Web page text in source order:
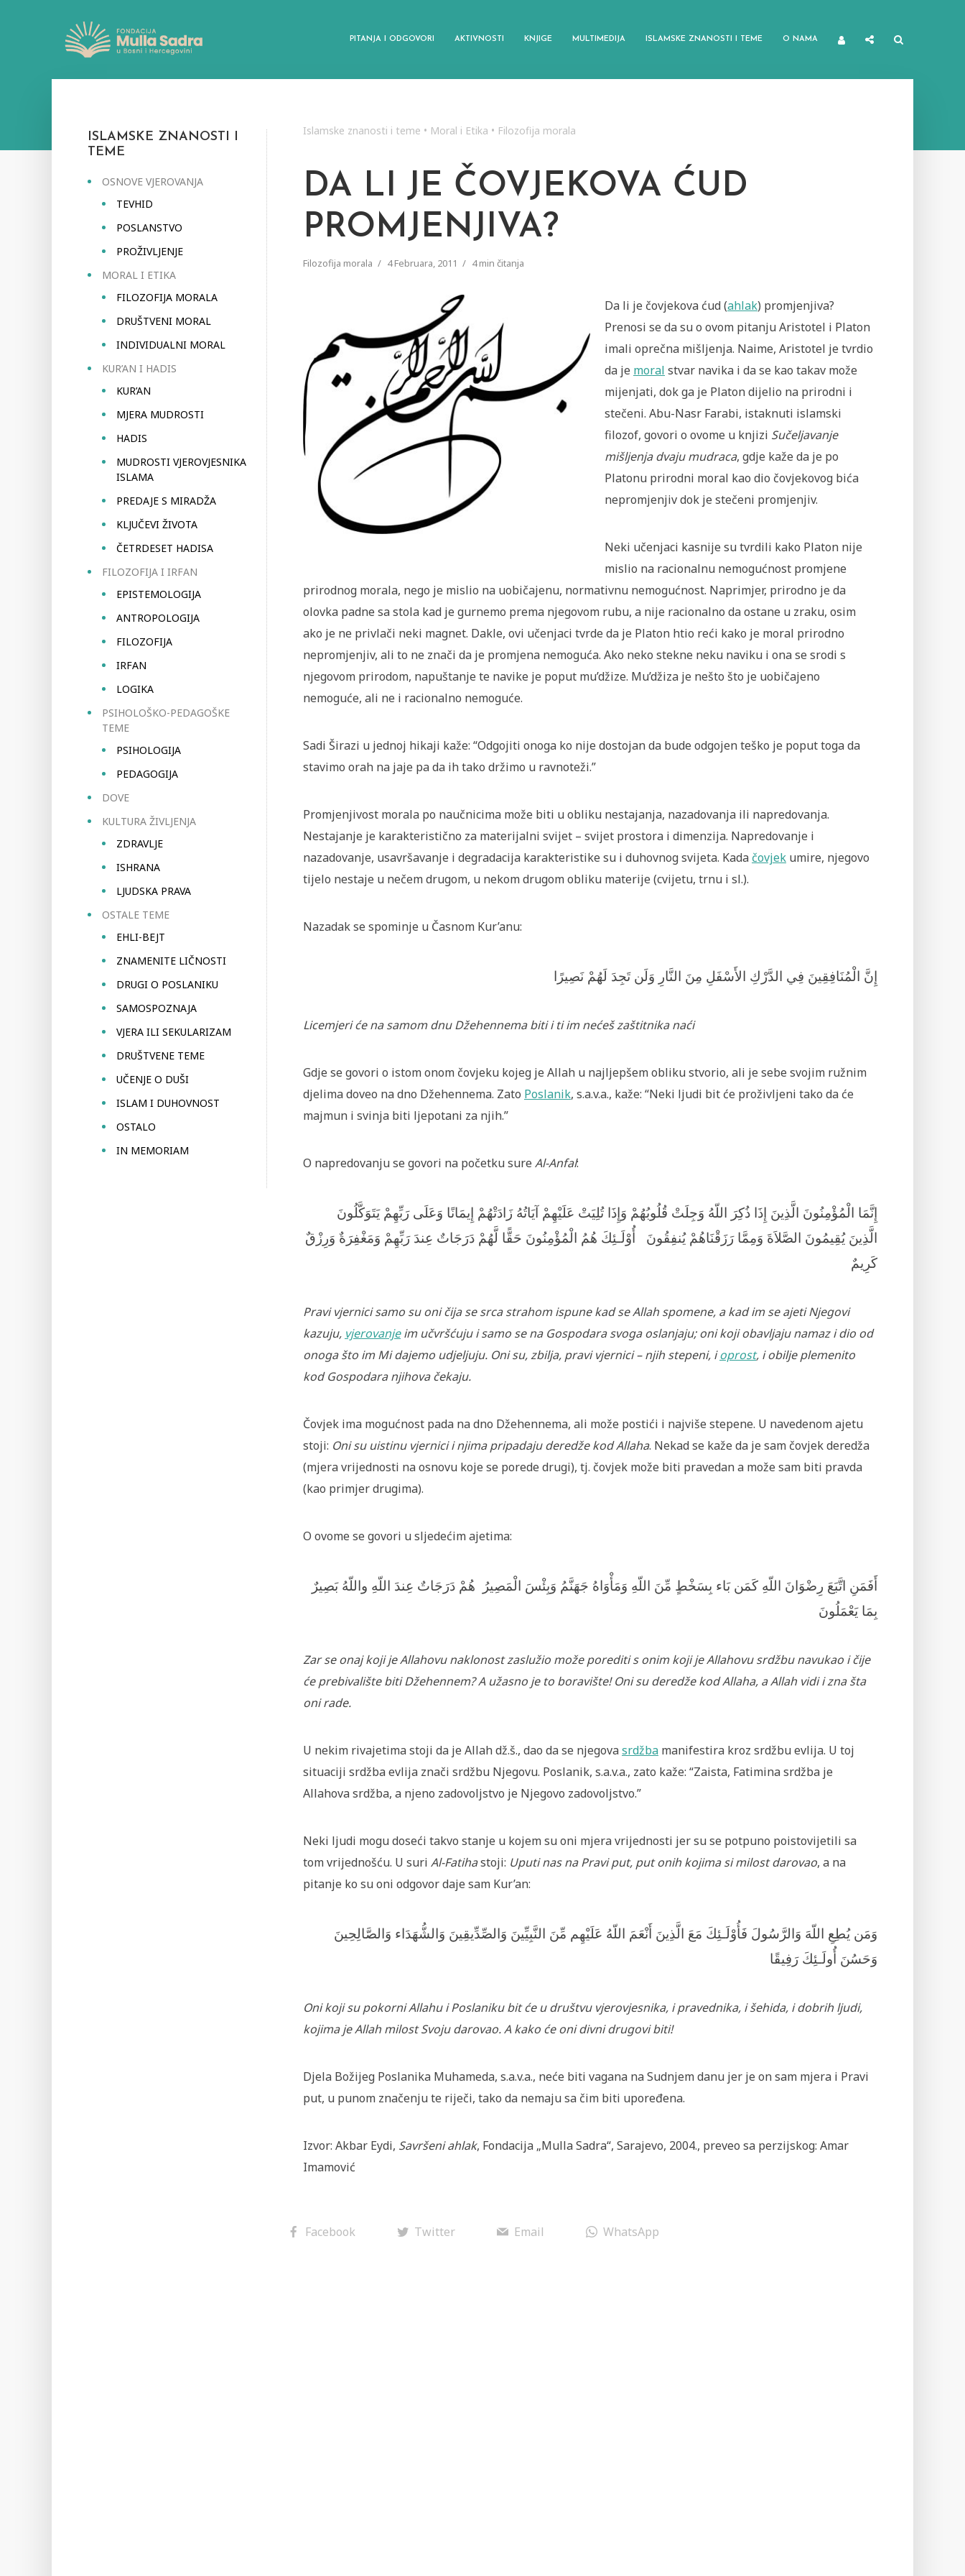
PITANJA I ODGOVORI AKTIVNOSTI KNJIGE MULTIMEDIJA ISLAMSKE ZNANOSTI I TEME O NAMA
ISLAMSKE ZNANOSTI I
TEME
OSNOVE VJEROVANJA
TEVHID
POSLANSTVO
PROŽIVLJENJE
MORAL I ETIKA
FILOZOFIJA MORALA
DRUŠTVENI MORAL
INDIVIDUALNI MORAL
KUR’AN I HADIS
KUR’AN
MJERA MUDROSTI
HADIS
MUDROSTI VJEROVJESNIKA
ISLAMA
PREDAJE S MIRADŽA
KLJUČEVI ŽIVOTA
ČETRDESET HADISA
FILOZOFIJA I IRFAN
EPISTEMOLOGIJA
ANTROPOLOGIJA
FILOZOFIJA
IRFAN
LOGIKA
PSIHOLOŠKO-PEDAGOŠKE
TEME
PSIHOLOGIJA
PEDAGOGIJA
DOVE
KULTURA ŽIVLJENJA
ZDRAVLJE
ISHRANA
LJUDSKA PRAVA
OSTALE TEME
EHLI-BEJT
ZNAMENITE LIČNOSTI
DRUGI O POSLANIKU
SAMOSPOZNAJA
VJERA ILI SEKULARIZAM
DRUŠTVENE TEME
UČENJE O DUŠI
ISLAM I DUHOVNOST
OSTALO
IN MEMORIAM
Islamske znanosti i teme • Moral i Etika • Filozofija morala
DA LI JE ČOVJEKOVA ĆUD
PROMJENJIVA?
Filozofija morala 4 Februara, 2011 4 min čitanja
Da li je čovjekova ćud (ahlak) promjenjiva?
Prenosi se da su o ovom pitanju Aristotel i Platon
imali oprečna mišljenja. Naime, Aristotel je tvrdio
da je moral stvar navika i da se kao takav može
mijenjati, dok ga je Platon dijelio na prirodni i
stečeni. Abu-Nasr Farabi, istaknuti islamski
filozof, govori o ovome u knjizi Sučeljavanje
mišljenja dvaju mudraca, gdje kaže da je po
Platonu prirodni moral kao dio čovjekovog bića
nepromjenjiv dok je stečeni promjenjiv.
Neki učenjaci kasnije su tvrdili kako Platon nije
mislio na racionalnu nemogućnost promjene
prirodnog morala, nego je mislio na uobičajenu, normativnu nemogućnost. Naprimjer, prirodno je da
olovka padne sa stola kad je gurnemo prema njegovom rubu, a nije racionalno da ostane u zraku, osim
ako je ne privlači neki magnet. Dakle, ovi učenjaci tvrde da je Platon htio reći kako je moral prirodno
nepromjenjiv, ali to ne znači da je promjena nemoguća. Ako neko stekne neku naviku i ona se srodi s
njegovom prirodom, napuštanje te navike je poput mu’džize. Mu’džiza je nešto što je uobičajeno
nemoguće, ali ne i racionalno nemoguće.
Sadi Širazi u jednoj hikaji kaže: “Odgojiti onoga ko nije dostojan da bude odgojen teško je poput toga da
stavimo orah na jaje pa da ih tako držimo u ravnoteži.”
Promjenjivost morala po naučnicima može biti u obliku nestajanja, nazadovanja ili napredovanja.
Nestajanje je karakteristično za materijalni svijet – svijet prostora i dimenzija. Napredovanje i
nazadovanje, usavršavanje i degradacija karakteristike su i duhovnog svijeta. Kada čovjek umire, njegovo
tijelo nestaje u nečem drugom, u nekom drugom obliku materije (cvijetu, trnu i sl.).
Nazadak se spominje u Časnom Kur’anu:
إِنَّ الْمُنَافِقِينَ فِي الدَّرْكِ الأَسْفَلِ مِنَ النَّارِ وَلَن تَجِدَ لَهُمْ نَصِيرًا
Licemjeri će na samom dnu Džehennema biti i ti im nećeš zaštitnika naći
Gdje se govori o istom onom čovjeku kojeg je Allah u najljepšem obliku stvorio, ali je sebe svojim ružnim
djelima doveo na dno Džehennema. Zato Poslanik, s.a.v.a., kaže: “Neki ljudi bit će proživljeni tako da će
majmun i svinja biti ljepotani za njih.”
O napredovanju se govori na početku sure Al-Anfal:
إِنَّمَا الْمُؤْمِنُونَ الَّذِينَ إِذَا ذُكِرَ اللّهُ وَجِلَتْ قُلُوبُهُمْ وَإِذَا تُلِيَتْ عَلَيْهِمْ آيَاتُهُ زَادَتْهُمْ إِيمَانًا وَعَلَى رَبِّهِمْ يَتَوَكَّلُونَ
الَّذِينَ يُقِيمُونَ الصَّلاَةَ وَمِمَّا رَزَقْنَاهُمْ يُنفِقُونَ أُوْلَـئِكَ هُمُ الْمُؤْمِنُونَ حَقًّا لَّهُمْ دَرَجَاتٌ عِندَ رَبِّهِمْ وَمَغْفِرَةٌ وَرِزْقٌ
كَرِيمٌ
Pravi vjernici samo su oni čija se srca strahom ispune kad se Allah spomene, a kad im se ajeti Njegovi
kazuju, vjerovanjeim učvršćuju i samo se na Gospodara svoga oslanjaju; oni koji obavljaju namaz i dio od
onoga što im Mi dajemo udjeljuju. Oni su, zbilja, pravi vjernici – njih stepeni, ioprost, i obilje plemenito
kod Gospodara njihova čekaju.
Čovjek ima mogućnost pada na dno Džehennema, ali može postići i najviše stepene. U navedenom ajetu
stoji: Oni su uistinu vjernici i njima pripadaju deredže kod Allaha. Nekad se kaže da je sam čovjek deredža
(mjera vrijednosti na osnovu koje se porede drugi), tj. čovjek može biti pravedan a može sam biti pravda
(kao primjer drugima).
O ovome se govori u sljedećim ajetima:
أَفَمَنِ اتَّبَعَ رِضْوَانَ اللّهِ كَمَن بَاء بِسَخْطٍ مِّنَ اللّهِ وَمَأْوَاهُ جَهَنَّمُ وَبِئْسَ الْمَصِيرُ هُمْ دَرَجَاتٌ عِندَ اللّهِ واللّهُ بَصِيرٌ
بِمَا يَعْمَلُونَ
Zar se onaj koji je Allahovu naklonost zaslužio može porediti s onim koji je Allahovu srdžbu navukao i čije
će prebivalište biti Džehennem? A užasno je to boravište! Oni su deredže kod Allaha, a Allah vidi i zna šta
oni rade.
U nekim rivajetima stoji da je Allah dž.š., dao da se njegovasrdžba manifestira kroz srdžbu evlija. U toj
situaciji srdžba evlija znači srdžbu Njegovu. Poslanik, s.a.v.a., zato kaže: “Zaista, Fatimina srdžba je
Allahova srdžba, a njeno zadovoljstvo je Njegovo zadovoljstvo.”
Neki ljudi mogu doseći takvo stanje u kojem su oni mjera vrijednosti jer su se potpuno poistovijetili sa
tom vrijednošću. U suri Al-Fatihastoji: Uputi nas na Pravi put, put onih kojima si milost darovao, a na
pitanje ko su oni odgovor daje sam Kur’an:
وَمَن يُطِعِ اللّهَ وَالرَّسُولَ فَأُوْلَـئِكَ مَعَ الَّذِينَ أَنْعَمَ اللّهُ عَلَيْهِم مِّنَ النَّبِيِّينَ وَالصِّدِّيقِينَ وَالشُّهَدَاء وَالصَّالِحِينَ
وَحَسُنَ أُولَـئِكَ رَفِيقًا
Oni koji su pokorni Allahu i Poslaniku bit će u društvu vjerovjesnika, i pravednika, i šehida, i dobrih ljudi,
kojima je Allah milost Svoju darovao. A kako će oni divni drugovi biti!
Djela Božijeg Poslanika Muhameda, s.a.v.a., neće biti vagana na Sudnjem danu jer je on sam mjera i Pravi
put, u punom značenju te riječi, tako da nemaju sa čim biti upoređena.
Izvor: Akbar Eydi, Savršeni ahlak, Fondacija „Mulla Sadra“, Sarajevo, 2004., preveo sa perzijskog: Amar
Imamović
Facebook Twitter Email WhatsApp